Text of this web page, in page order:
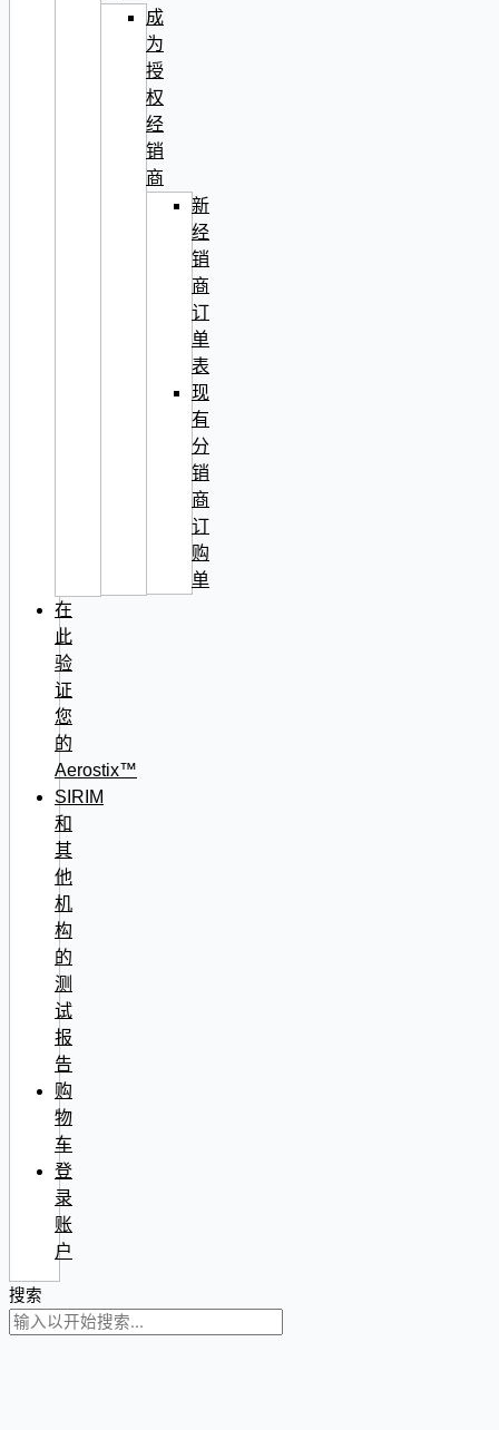
成
为
授
权
经
销
商
新
经
销
商
订
单
表
现
有
分
销
商
订
购
单
在
此
验
证
您
的
Aerostix™
SIRIM
和
其
他
机
构
的
测
试
报
告
购
物
车
登
录
账
户
搜索